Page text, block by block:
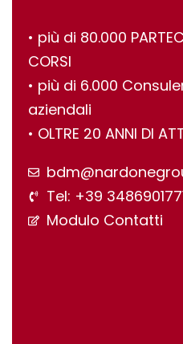
•⁠ ⁠più di 80.000
CORSI
•⁠ ⁠più di 6.000
aziendali
•⁠ ⁠OLTRE 20 ANNI DI
Tel: +39
Modulo Contatti